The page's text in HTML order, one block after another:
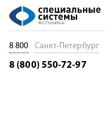
8 800 Санкт-Петербург
8 (800) 550-72-97